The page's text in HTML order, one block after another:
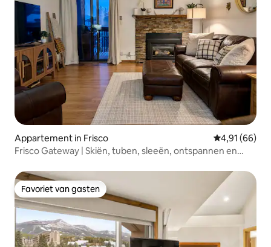
Appartement in Frisco Gemiddelde
4,91 (66)
Frisco Gateway | Skiën, tuben, sleeën, ontspannen en
Favoriet van gasten
Favoriet van gasten